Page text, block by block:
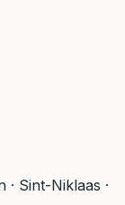
· Sint-Niklaas ·